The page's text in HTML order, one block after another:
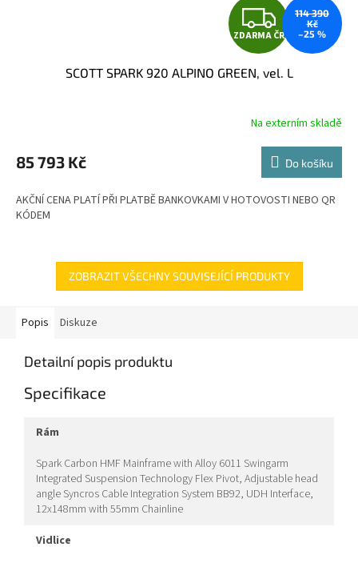
Z
D
A
R
M
A
ZDARMA ČR
114 390
Kč
–25 %
SCOTT SPARK 920 ALPINO GREEN, vel. L
Na externím skladě
85 793 Kč Do košíku
AKČNÍ CENA PLATÍ PŘI PLATBĚ BANKOVKAMI V HOTOVOSTI NEBO QR
KÓDEM
ZOBRAZIT VŠECHNY SOUVISEJÍCÍ PRODUKTY
Popis Diskuze
Detailní popis produktu
Specifikace
rám
Spark Carbon HMF Mainframe with Alloy 6011 Swingarm
Integrated Suspension Technology Flex Pivot, Adjustable head
angle Syncros Cable Integration System BB92, UDH Interface,
12x148mm with 55mm Chainline
vidlice